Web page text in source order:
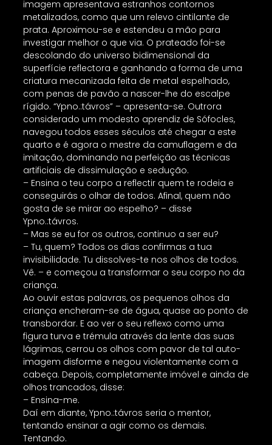
imagem apresentava estranhos contornos
metalizados, como que um relevo cintilante de
prata. Aproximou-se e estendeu a mão para
investigar melhor o que via. O prateado foi-se
descolando do universo bidimensional da
superfície reflectora e ganhando a forma de uma
criatura mecanizada feita de metal espelhado,
com penas de pavão a nascer-lhe do escalpe
rígido. “Ypno.:távros” – apresenta-se. Outrora
considerado um modesto aprendiz de Sófocles,
navegou todos esses séculos até chegar a este
quarto e é agora o mestre da camuflagem e da
imitação, dominando na perfeição as técnicas
artificiais de dissimulação e sedução.
– Ensina o teu corpo a reflectir quem te rodeia e
conseguirás o olhar de todos. Afinal, quem não
gosta de se mirar ao espelho? – disse
Ypno.:távros.
– Mas se eu for os outros, continuo a ser eu?
– Tu, quem? Todos os dias confirmas a tua
invisibilidade. Tu dissolves-te nos olhos de todos.
Vê. – e começou a transformar o seu corpo no da
criança.
Ao ouvir estas palavras, os pequenos olhos da
criança encheram-se de água, quase ao ponto de
transbordar. E ao ver o seu reflexo como uma
figura turva e trémula através da lente das suas
lágrimas, cerrou os olhos com pavor de tal auto-
imagem disforme e negou violentamente com a
cabeça. Depois, completamente imóvel e ainda de
olhos trancados, disse:
– Ensina-me.
Daí em diante, Ypno.:távros seria o mentor,
tentando ensinar a agir como os demais.
Tentando.